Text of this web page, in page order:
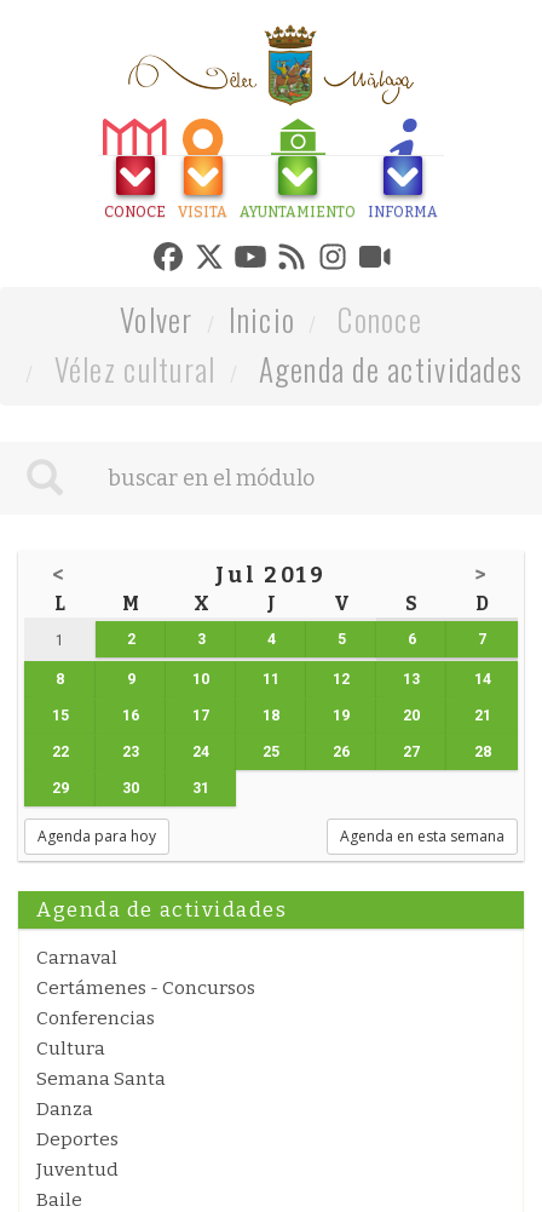
CONOCE VISITA AYUNTAMIENTO INFORMA
Volver Inicio
Conoce
Vélez cultural
Agenda de actividades
< Jul 2019 >
L M X J V S D
1 2 3 4 5 6 7
8 9 10 11 12 13 14
15 16 17 18 19 20 21
22 23 24 25 26 27 28
29 30 31
Agenda para hoy Agenda en esta semana
Agenda de actividades
Carnaval
Certámenes - Concursos
Conferencias
Cultura
Semana Santa
Danza
Deportes
Juventud
Baile